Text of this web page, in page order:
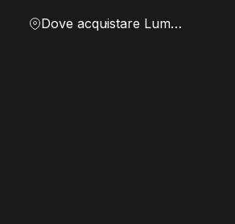
Dove acquistare Lumen